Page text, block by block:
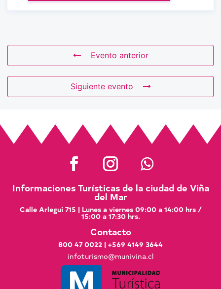
Evento anterior
Siguiente evento
Informaciones Turísticas de la ciudad de Viña
del Mar
Calle Arlegui 715 | Lunes a viernes 09:00 a 14:00 hrs /
15:00 a 17:30 hrs.
Contacto
800 47 0022 | +569 4149 3644
infoturismo@munivina.cl